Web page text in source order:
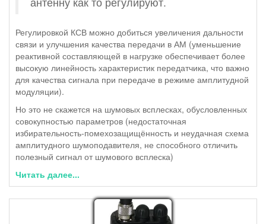
Регулировкой КСВ можно добиться увеличения дальности
связи и улучшения качества передачи в АМ (уменьшение
реактивной составляющей в нагрузке обеспечивает более
высокую линейность характеристик передатчика, что важно
для качества сигнала при передаче в режиме амплитудной
модуляции).
Но это не скажется на шумовых всплесках, обусловленных
совокупностью параметров (недостаточная
избирательность-помехозащищённость и неудачная схема
амплитудного шумоподавителя, не способного отличить
полезный сигнал от шумового всплеска)
Читать далее...